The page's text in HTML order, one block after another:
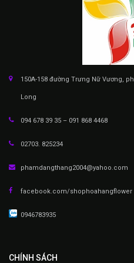
150A-158 đường Trưng Nữ Vương,
Long
094 678 39 35 – 091 868 4468
02703. 825234
phamdangthang2004@yahoo.com
facebook.com/shophoahangflower
0946783935
CHÍNH SÁCH